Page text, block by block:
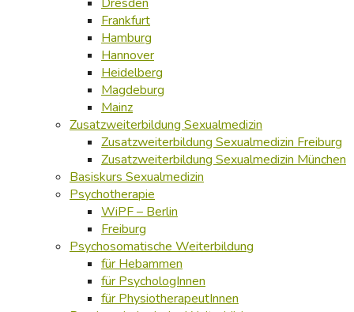
Frankfurt
Hamburg
Hannover
Heidelberg
Magdeburg
Mainz
Zusatzweiterbildung Sexualmedizin
Zusatzweiterbildung Sexualmedizin Freiburg
Zusatzweiterbildung Sexualmedizin München
Basiskurs Sexualmedizin
Psychotherapie
WiPF – Berlin
Freiburg
Psychosomatische Weiterbildung
für Hebammen
für PsychologInnen
für PhysiotherapeutInnen